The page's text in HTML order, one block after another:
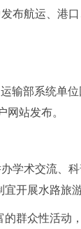
布航运、港
输部系统单
站发布。
术交流、科
开展水路旅
群众性活动